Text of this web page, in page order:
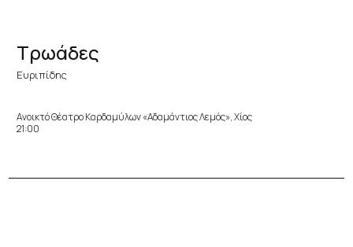
Τρωάδες
Ευριπίδης
Ανοικτό Θέατρο Καρδαμύλων «Αδαμάντιος Λεμός», Χίος
21:00